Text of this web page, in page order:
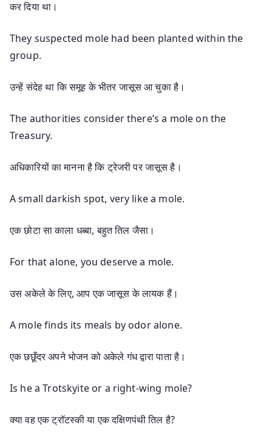
कर दिया था।
They suspected mole had been planted within the
group.
उन्हें संदेह था कि समूह के भीतर जासूस आ चुका है।
The authorities consider there’s a mole on the
Treasury.
अधिकारियों का मानना ​​है कि ट्रेजरी पर जासूस है।
A small darkish spot, very like a mole.
एक छोटा सा काला धब्बा, बहुत तिल जैसा।
For that alone, you deserve a mole.
उस अकेले के लिए, आप एक जासूस के लायक हैं।
A mole finds its meals by odor alone.
एक छछूँदर अपने भोजन को अकेले गंध द्वारा पाता है।
Is he a Trotskyite or a right-wing mole?
क्या वह एक ट्रॉटस्की या एक दक्षिणपंथी तिल है?